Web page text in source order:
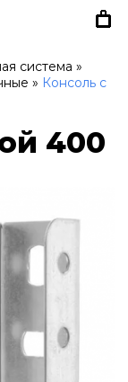
система »
» Консоль с
400